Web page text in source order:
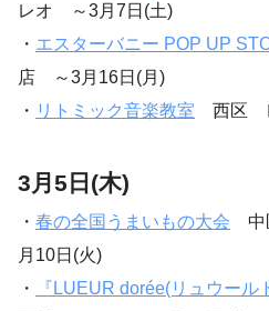
レオ ～3月7日(土)
・ エスターバニー POP UP
店 ～3月16日(月)
・ リトミック音楽教室 西区
3月5日(木)
・ 春の全国うまいもの大会 中
月10日(火)
・
『LUEUR dorée(リュウー